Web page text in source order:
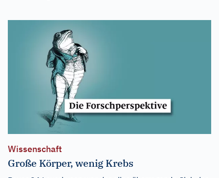
Wissenschaft
Große Körper, wenig Krebs